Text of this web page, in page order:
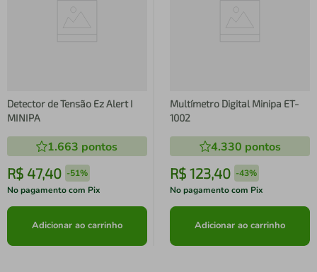
Detector de Tensão Ez Alert I
MINIPA
1.663 pontos
R$ 47,40 -51%
No pagamento com Pix
Adicionar ao carrinho
Multímetro Digital Minipa ET-
1002
4.330 pontos
R$ 123,40 -43%
No pagamento com Pix
Adicionar ao carrinho